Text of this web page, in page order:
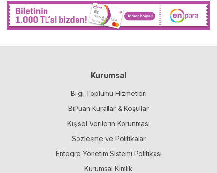
Kurumsal
Bilgi Toplumu Hizmetleri
BiPuan Kurallar & Koşullar
Kişisel Verilerin Korunması
Sözleşme ve Politikalar
Entegre Yönetim Sistemi Politikası
Kurumsal Kimlik